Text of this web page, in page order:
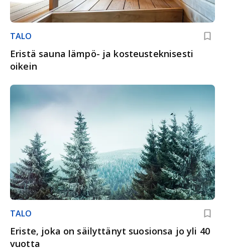
TALO
Eristä sauna lämpö- ja kosteusteknisesti
oikein
TALO
Eriste, joka on säilyttänyt suosionsa jo yli 40
vuotta